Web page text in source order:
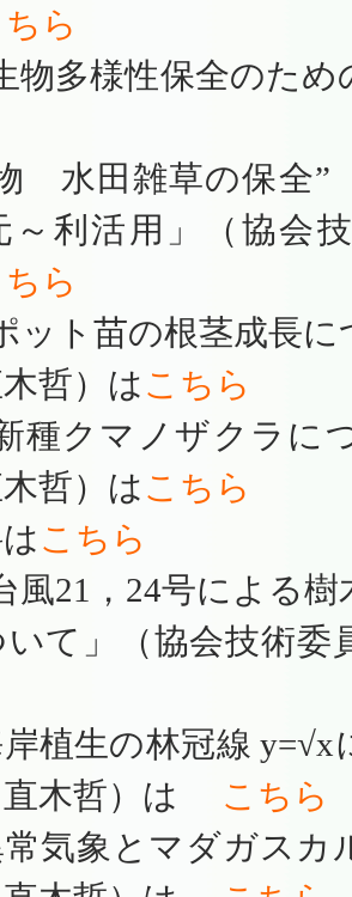
ら
物多様性保全のた
水田雑草の保全
～利活用」（協会
ら
ット苗の根茎成長
哲）はこちら
種クマノザクラに
哲）はこちら
こちら
風21，24号による
いて」（協会技術
植生の林冠線
木哲） は
こちら
常気象とマダガスカ